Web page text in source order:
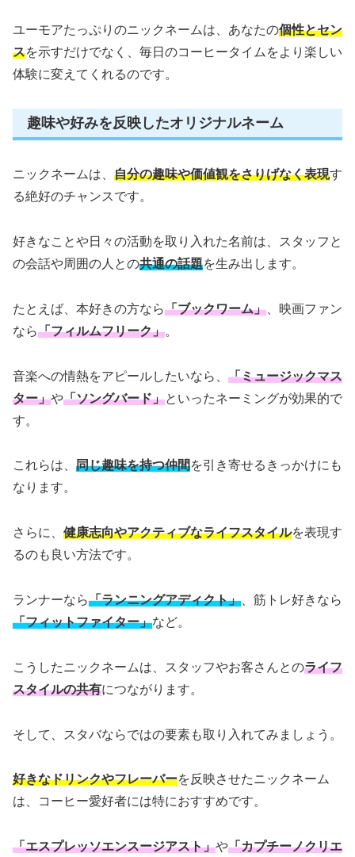
ユーモアたっぷりのニックネームは、あなたの個性とセン
スを示すだけでなく、毎日のコーヒータイムをより楽しい
体験に変えてくれるのです。
趣味や好みを反映したオリジナルネーム
ニックネームは、 自分の趣味や価値観をさりげなく表現す
る絶好のチャンスです。
好きなことや日々の活動を取り入れた名前は、スタッフと
の会話や周囲の人との共通の話題を生み出します。
たとえば、本好きの方なら「ブックワーム」 、映画ファン
なら「フィルムフリーク」。
音楽への情熱をアピールしたいなら、 「ミュージックマス
ター」や「ソングバード」といったネーミングが効果的で
す。
これらは、 同じ趣味を持つ仲間を引き寄せるきっかけにも
なります。
さらに、 健康志向やアクティブなライフスタイルを表現す
るのも良い方法です。
ランナーなら「ランニングアディクト」 、筋トレ好きなら
「フィットファイター」など。
こうしたニックネームは、スタッフやお客さんとのライフ
スタイルの共有につながります。
そして、スタバならではの要素も取り入れてみましょう。
好きなドリンクやフレーバーを反映させたニックネーム
は、コーヒー愛好者には特におすすめです。
「エスプレッソエンスージアスト」や「カプチーノクリエ